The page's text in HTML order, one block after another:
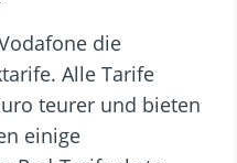
die
Alle Tarife
teurer und bieten
einige